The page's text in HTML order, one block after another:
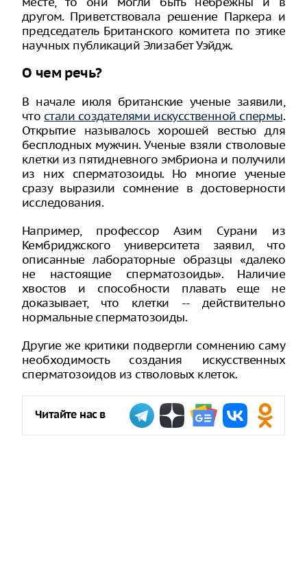
другом. Приветствовала решение Паркера и
председатель Британского комитета по этике
научных публикаций Элизабет Уэйдж.
О чем речь?
В начале июля британские ученые заявили,
что стали создателями искусственной спермы.
Открытие называлось хорошей вестью для
бесплодных мужчин. Ученые взяли стволовые
клетки из пятидневного эмбриона и получили
из них сперматозоиды. Но многие ученые
сразу выразили сомнение в достоверности
исследования.
Например, профессор Азим Сурани из
Кембриджского университета заявил, что
описанные лабораторные образцы «далеко
не настоящие сперматозоиды». Наличие
хвостов и способности плавать еще не
доказывает, что клетки -- действительно
нормальные сперматозоиды.
Другие же критики подвергли сомнению саму
необходимость создания искусственных
сперматозоидов из стволовых клеток.
Читайте нас в